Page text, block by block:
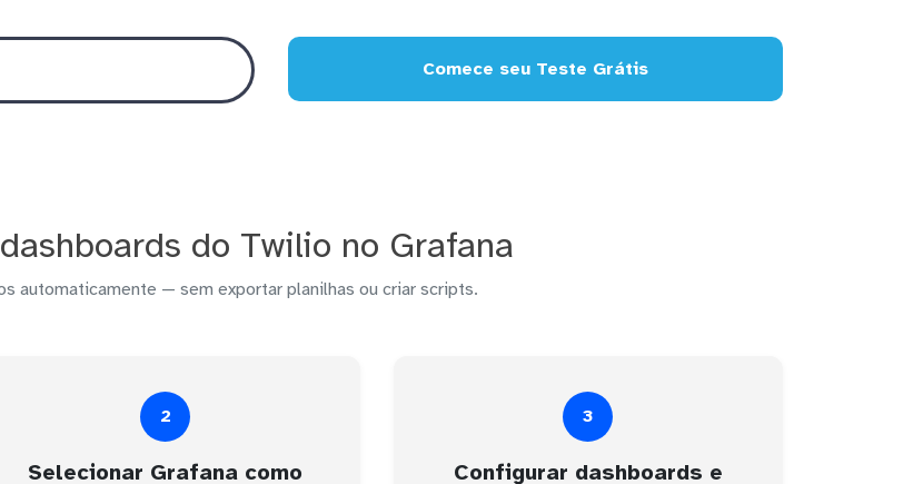
Comece seu Teste Grátis
do Twilio no Grafana
automaticamente — sem exportar planilhas ou criar scripts.
2
Selecionar Grafana como
3
Configurar dashboards e